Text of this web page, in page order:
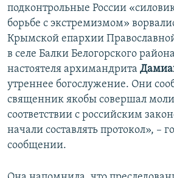
подконтрольные России
борьбе с экстремизмом»
Крымской епархии
в селе Балки Белогорского
настоятеля архимандрита
утреннее богослужение. Они
священник якобы совершал
соответствии с российским
начали составлять протокол», –
сообщении.